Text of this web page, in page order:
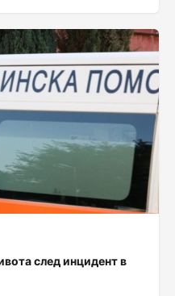
след инцидент в